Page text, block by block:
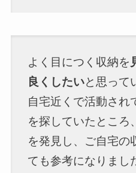
よく目につく収納を
良くしたいと思って
自宅近くで活動され
を探していたところ
を発見し、ご自宅の
ても参考になりまし